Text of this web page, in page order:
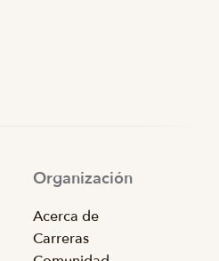
Organización
Acerca de
Carreras